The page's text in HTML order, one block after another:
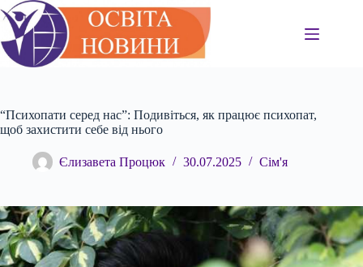
Перейти
до
вмісту
“Психопати серед нас”: Подивіться, як працює психопат,
щоб захистити себе від нього
Єлизавета Процюк 30.07.2025 Сім'я